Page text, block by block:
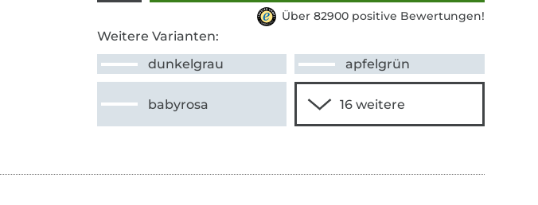
Über 82900 positive Bewertungen!
Weitere Varianten:
dunkelgrau
apfelgrün
babyrosa